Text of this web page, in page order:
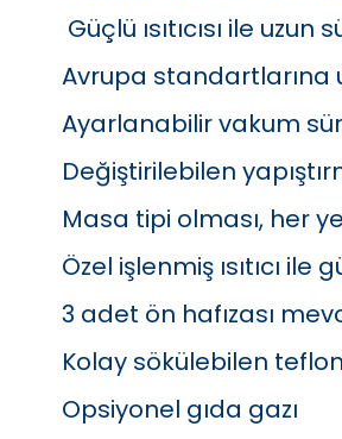
Güçlü ısıtıcısı ile
Avrupa standartlarına
Ayarlanabilir vakum
Değiştirilebilen
Masa tipi olması, her
Özel işlenmiş ısıtıcı
3 adet ön hafızası
Kolay sökülebilen
Opsiyonel gıda gazı